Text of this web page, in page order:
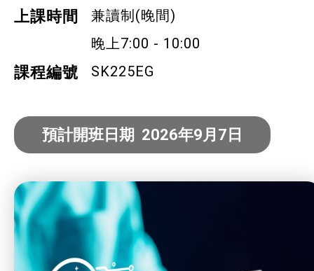
自費課程
特別服務項目
最新消息
服務單位及聯絡
上課時間
兼讀制(晚間)
晚上7:00 - 10:00
課程編號 SK225EG
預計開班日期 2026年9月7日